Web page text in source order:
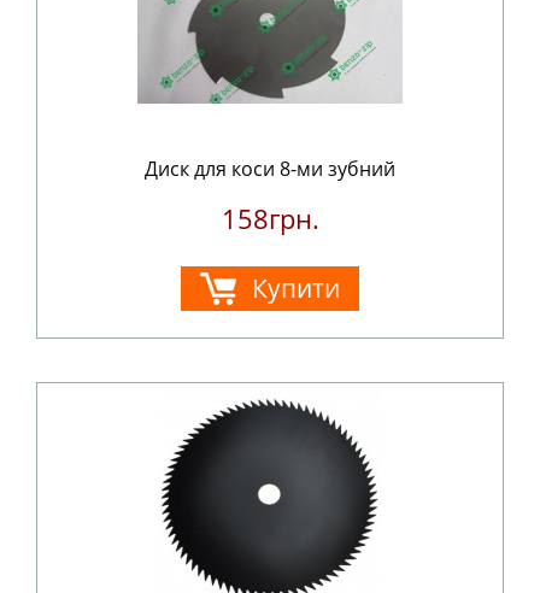
Диск для коси 8-ми зубний
158грн.
Купити